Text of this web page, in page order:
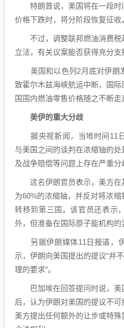
特朗普说，美国将在一段时
价格下跌时，将分阶段恢复征收
不过，调整联邦燃油消费税
立法，有关议案能否获得充分支
美国和以色列2月底对伊朗
致霍尔木兹海峡航运中断，国际
国国内燃油零售价格随之不断走
美伊的重大分歧
据央视新闻，当地时间11日
与美国之间的谈判在浓缩铀的
及战争赔偿等问题上存在严重分
这名伊朗官员表示，美方在
为60%的浓缩铀，并反对将浓
转移到第三国。该官员还表示
外，但准备在国际原子能机构的
另据伊朗媒体11日报道，伊
示，伊朗向美国提出的提议“并
理的要求”。
巴加埃在回答提问时说，美
后，认为伊朗对美国的提议不
美方提出任何额外的让步或特